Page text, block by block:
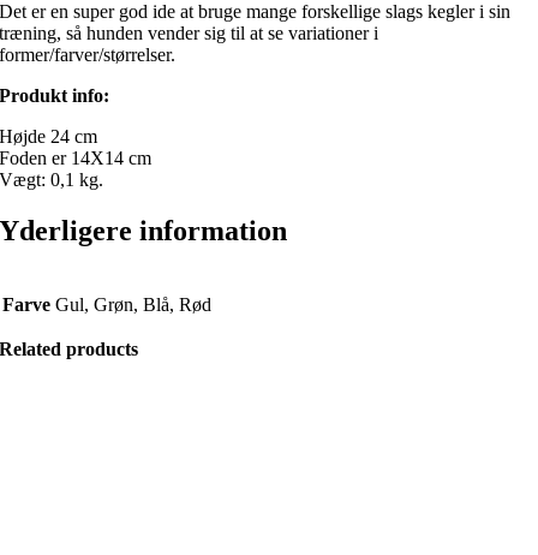
Det er en super god ide at bruge mange forskellige slags kegler i sin
træning, så hunden vender sig til at se variationer i
former/farver/størrelser.
Produkt info:
Højde 24 cm
Foden er 14X14 cm
Vægt: 0,1 kg.
Yderligere information
Farve Gul, Grøn, Blå, Rød
Related products